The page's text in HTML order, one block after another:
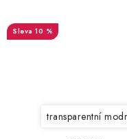
10 %
transparentní